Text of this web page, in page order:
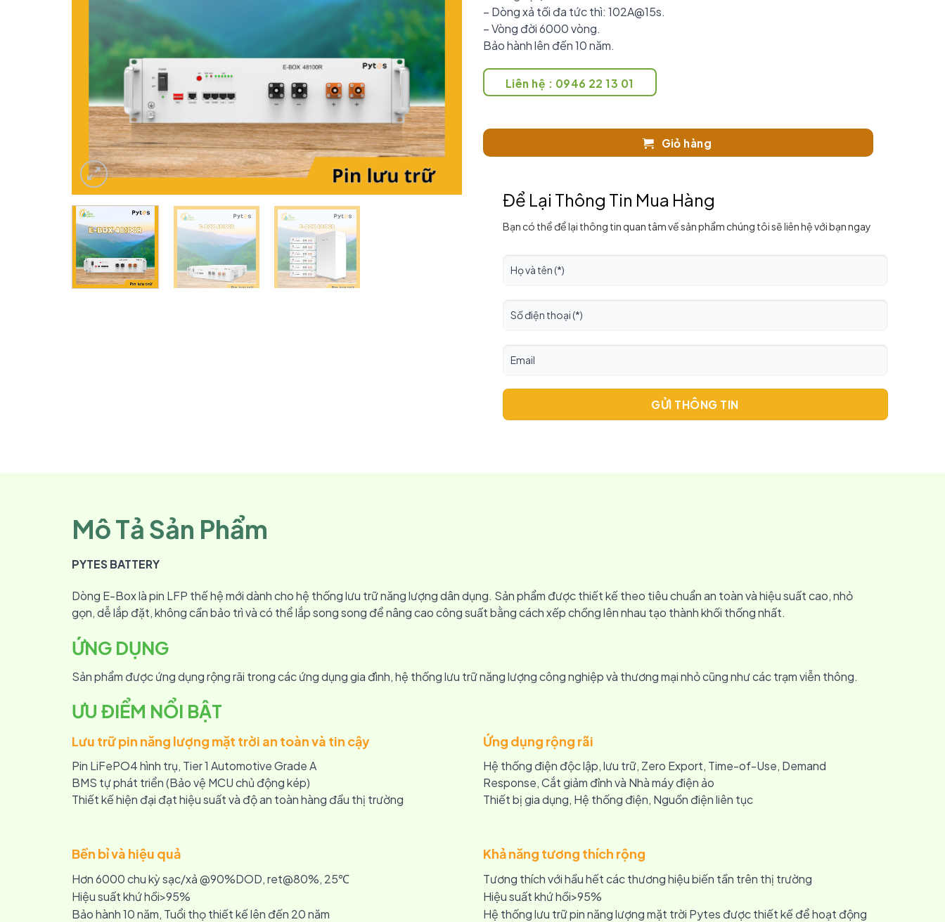
– Dòng xả tối đa tức thì: 102A@15s.
– Vòng đời 6000 vòng.
Bảo hành lên đến 10 năm.
Liên hệ : 0946 22 13 01
Giỏ hàng
Để Lại Thông Tin Mua Hàng
Bạn có thể để lại thông tin quan tâm về sản phẩm chúng tôi sẽ liên hệ với bạn ngay
GỬI THÔNG TIN
Mô Tả Sản Phẩm
PYTES BATTERY
Dòng E-Box là pin LFP thế hệ mới dành cho hệ thống lưu trữ năng lượng dân dụng. Sản phẩm được thiết kế theo tiêu chuẩn an toàn và hiệu suất cao, nhỏ
gọn, dễ lắp đặt, không cần bảo trì và có thể lắp song song để nâng cao công suất bằng cách xếp chồng lên nhau tạo thành khối thống nhất.
ỨNG DỤNG
Sản phẩm được ứng dụng rộng rãi trong các ứng dụng gia đình, hệ thống lưu trữ năng lượng công nghiệp và thương mại nhỏ cũng như các trạm viễn thông.
ƯU ĐIỂM NỔI BẬT
Lưu trữ pin năng lượng mặt trời an toàn và tin cậy
Pin LiFePO4 hình trụ, Tier 1 Automotive Grade A
BMS tự phát triển (Bảo vệ MCU chủ động kép)
Thiết kế hiện đại đạt hiệu suất và độ an toàn hàng đầu thị trường
Ứng dụng rộng rãi
Hệ thống điện độc lập, lưu trữ, Zero Export, Time-of-Use, Demand
Response, Cắt giảm đỉnh và Nhà máy điện ảo
Thiết bị gia dụng, Hệ thống điện, Nguồn điện liên tục
Bền bỉ và hiệu quả
Hơn 6000 chu kỳ sạc/xả @90%DOD, ret@80%, 25℃
Hiệu suất khứ hồi>95%
Bảo hành 10 năm, Tuổi thọ thiết kế lên đến 20 năm
Khả năng tương thích rộng
Tương thích với hầu hết các thương hiệu biến tần trên thị trường
Hiệu suất khứ hồi>95%
Hệ thống lưu trữ pin năng lượng mặt trời Pytes được thiết kế để hoạt động